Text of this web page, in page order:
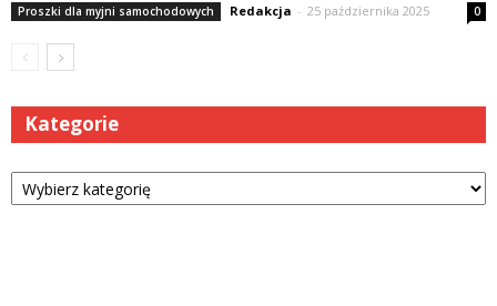
Proszki dla myjni samochodowych Redakcja - 25 października 2025 0
Kategorie
Kategorie